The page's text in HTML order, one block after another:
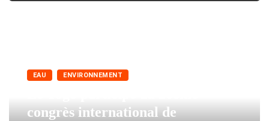
EAU ENVIRONNEMENT
congrès international de